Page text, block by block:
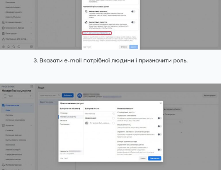
3. Вказати e-mail потрібної людини і призначити роль.